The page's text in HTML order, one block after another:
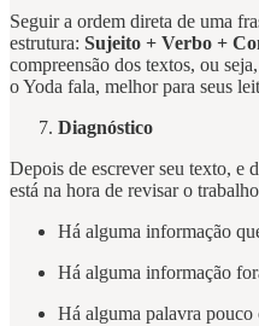
Seguir a ordem direta de uma
estrutura: Sujeito + Verbo +
compreensão dos textos, ou
o Yoda fala, melhor para seus
Diagnóstico
Depois de escrever seu texto, e
está na hora de revisar o
Há alguma informação
Há alguma informação
Há alguma palavra pouco